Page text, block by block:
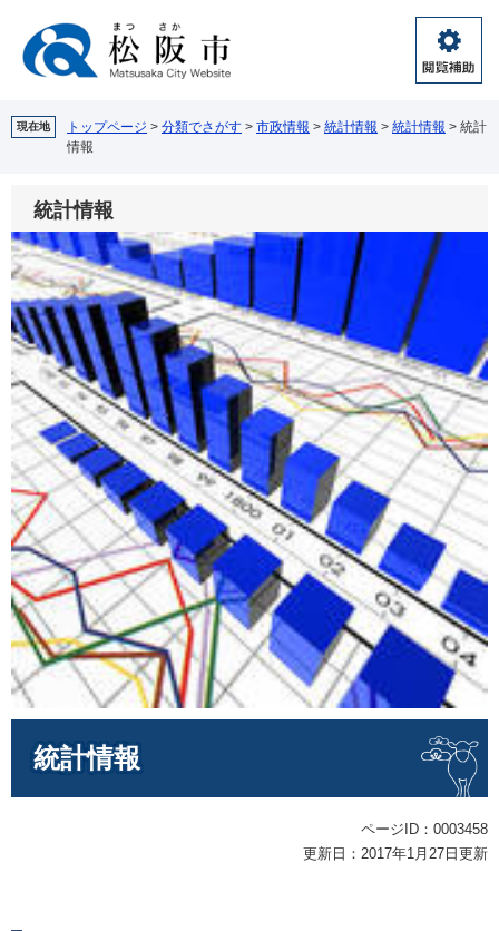
文
へ
閲
覧
助
現在地 トップページ > 分類でさがす > 市政情報 > 統計情報 > 統計情報 > 統計
情報
統計情報
統計情報
ページID：0003458
更新日：2017年1月27日更新